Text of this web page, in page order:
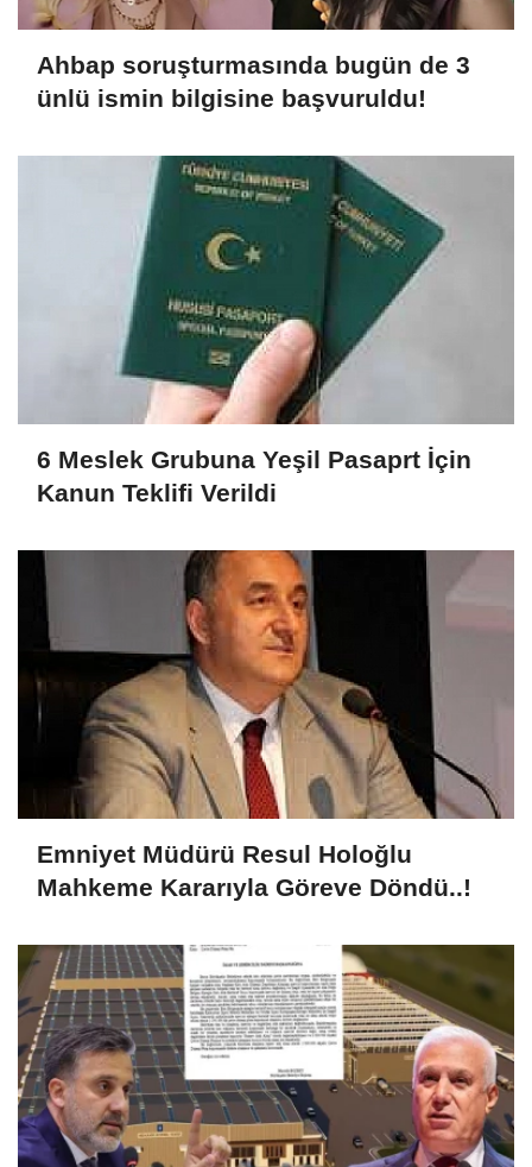
Ahbap soruşturmasında bugün de 3
ünlü ismin bilgisine başvuruldu!
6 Meslek Grubuna Yeşil Pasaprt İçin
Kanun Teklifi Verildi
Emniyet Müdürü Resul Holoğlu
Mahkeme Kararıyla Göreve Döndü..!